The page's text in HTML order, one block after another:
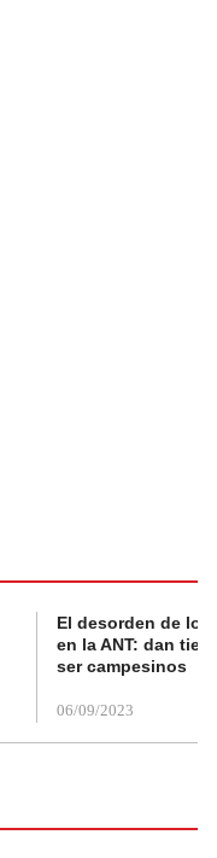
El desorden de
en la ANT: dan
ser campesinos
06/09/2023